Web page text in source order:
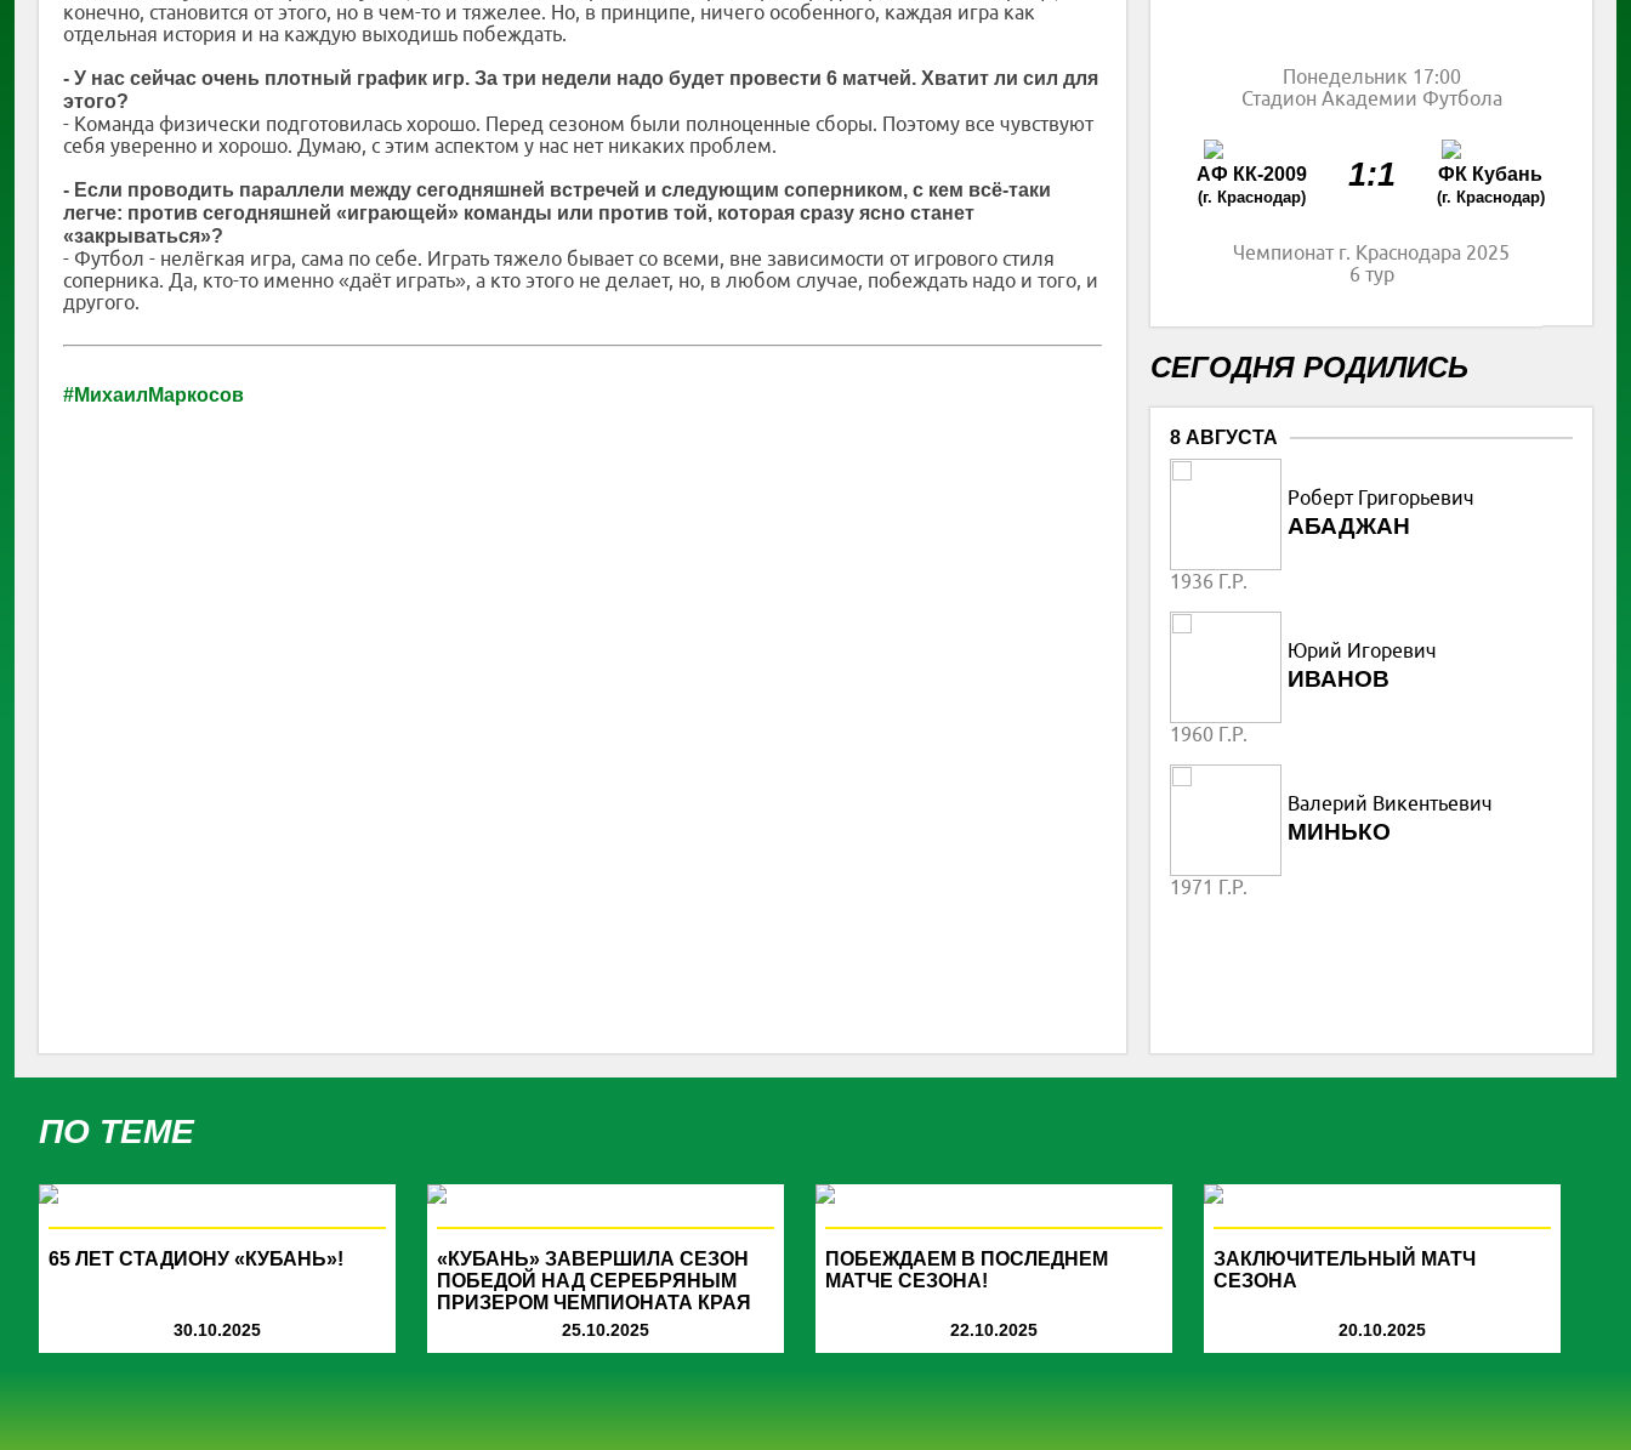
конечно, становится от этого, но в чем-то и тяжелее. Но, в принципе, ничего особенного, каждая игра как
отдельная история и на каждую выходишь побеждать.
- У нас сейчас очень плотный график игр. За три недели надо будет провести 6 матчей. Хватит ли сил для
этого?
- Команда физически подготовилась хорошо. Перед сезоном были полноценные сборы. Поэтому все чувствуют
себя уверенно и хорошо. Думаю, с этим аспектом у нас нет никаких проблем.
- Если проводить параллели между сегодняшней встречей и следующим соперником, с кем всё-таки
легче: против сегодняшней «играющей» команды или против той, которая сразу ясно станет
«закрываться»?
- Футбол - нелёгкая игра, сама по себе. Играть тяжело бывает со всеми, вне зависимости от игрового стиля
соперника. Да, кто-то именно «даёт играть», а кто этого не делает, но, в любом случае, побеждать надо и того, и
другого.
#МихаилМаркосов
Понедельник 17:00
Стадион Академии Футбола
АФ КК-2009
(г. Краснодар)
1:1 ФК Кубань
(г. Краснодар)
Чемпионат г. Краснодара 2025
6 тур
СЕГОДНЯ РОДИЛИСЬ
8 АВГУСТА
Роберт Григорьевич
АБАДЖАН
1936 Г.Р.
Юрий Игоревич
ИВАНОВ
1960 Г.Р.
Валерий Викентьевич
МИНЬКО
1971 Г.Р.
ПО ТЕМЕ
65 ЛЕТ СТАДИОНУ «КУБАНЬ»!
30.10.2025
«КУБАНЬ» ЗАВЕРШИЛА СЕЗОН
ПОБЕДОЙ НАД СЕРЕБРЯНЫМ
ПРИЗЕРОМ ЧЕМПИОНАТА КРАЯ
25.10.2025
ПОБЕЖДАЕМ В ПОСЛЕДНЕМ
МАТЧЕ СЕЗОНА!
22.10.2025
ЗАКЛЮЧИТЕЛЬНЫЙ МАТЧ
СЕЗОНА
20.10.2025